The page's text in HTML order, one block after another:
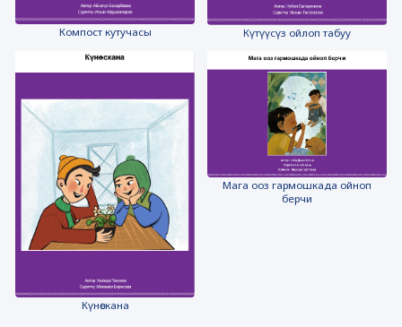
Компост кутучасы Күтүүсүз ойлоп табуу
Күнөскана
Мага ооз гармошкада ойноп
берчи